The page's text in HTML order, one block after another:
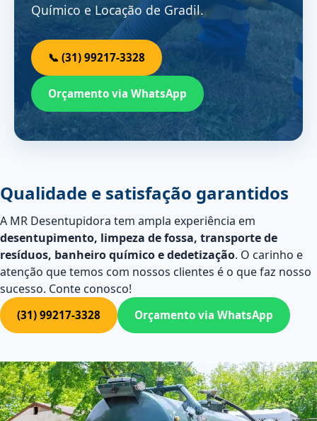
Químico e Locação de Gradil.
📞 (31) 99217-3328
Orçamento via WhatsApp
Qualidade e satisfação garantidos
A MR Desentupidora tem ampla experiência em
desentupimento, limpeza de fossa, transporte de
resíduos, banheiro químico e dedetização. O carinho e
atenção que temos com nossos clientes é o que faz nosso
sucesso. Conte conosco!
(31) 99217-3328 Orçamento via WhatsApp